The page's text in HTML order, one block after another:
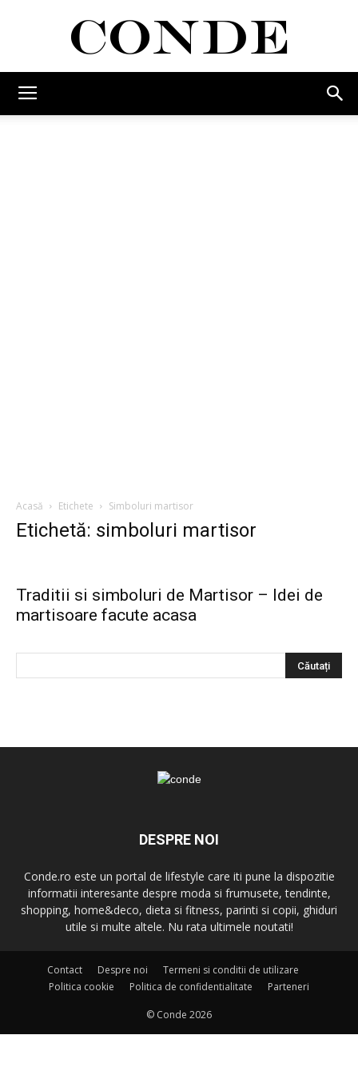
Acasă Etichete Simboluri martisor
Etichetă: simboluri martisor
Traditii si simboluri de Martisor – Idei de
martisoare facute acasa
DESPRE NOI
Conde.ro este un portal de lifestyle care iti pune la dispozitie
informatii interesante despre moda si frumusete, tendinte,
shopping, home&deco, dieta si fitness, parinti si copii, ghiduri
utile si multe altele. Nu rata ultimele noutati!
Contact Despre noi
Termeni si conditii de utilizare
Politica cookie
Politica de confidentialitate Parteneri
© Conde 2026